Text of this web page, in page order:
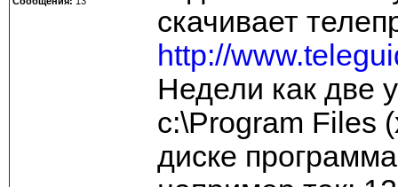
скачивает
http://
Недели как две
c:\Program Files
диске